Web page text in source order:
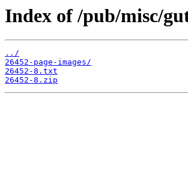
Index of /pub/misc/
../
26452-page-images/
26452-8.txt
26452-8.zip